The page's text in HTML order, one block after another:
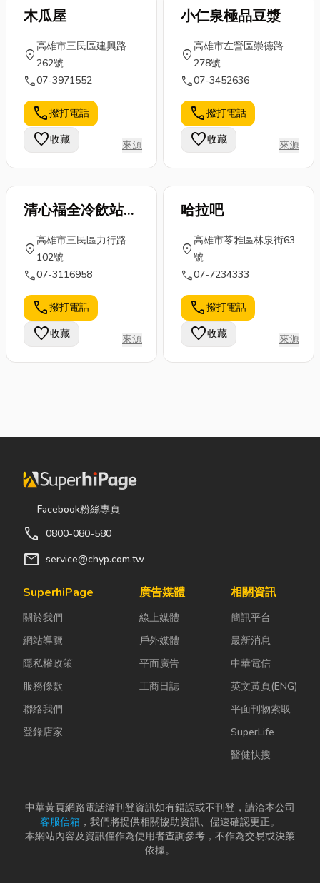
分...
木瓜屋
location_on
高雄市三民區建興路
262號
call07-3971552
call撥打電話
favorite收藏 來源
小仁泉極品豆漿
location_on
高雄市左營區崇德路
278號
call07-3452636
call撥打電話
favorite收藏 來源
清心福全冷飲站
(高雄力行店)
location_on
高雄市三民區力行路
102號
call07-3116958
call撥打電話
favorite收藏 來源
哈拉吧
location_on
高雄市苓雅區林泉街63
號
call07-7234333
call撥打電話
favorite收藏 來源
Facebook粉絲專頁
call 0800-080-580
mail service@chyp.com.tw
SuperhiPage
關於我們
網站導覽
隱私權政策
服務條款
聯絡我們
登錄店家
廣告媒體
線上媒體
戶外媒體
平面廣告
工商日誌
相關資訊
簡訊平台
最新消息
中華電信
英文黃頁(ENG)
平面刊物索取
SuperLife
醫健快搜
中華黃頁網路電話簿刊登資訊如有錯誤或不刊登，請洽本公司
客服信箱 ，我們將提供相關協助資訊、儘速確認更正。
本網站內容及資訊僅作為使用者查詢參考，不作為交易或決策
依據。